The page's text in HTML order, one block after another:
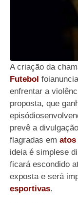
A criação da
Futebol
enfrentar a
proposta, que
prevê a
flagradas em
ideia é simplese
ficará escondido
exposta e será
esportivas.